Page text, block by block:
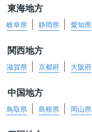
東海地方
岐阜県 静岡県 愛知県
関西地方
滋賀県 京都府 大阪府
中国地方
鳥取県 島根県 岡山県